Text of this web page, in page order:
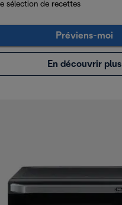
sélection de recettes
Préviens-moi
En découvrir plus